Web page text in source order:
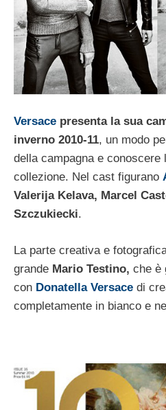
Versace presenta la sua
inverno 2010-11, un modo
della campagna e conoscere
collezione. Nel cast figurano
Valerija Kelava, Marcel
Szczukiecki.
La parte creativa e
grande Mario Testino, che è
con Donatella Versace di
completamente in bianco e